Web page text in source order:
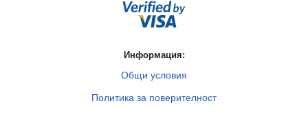
Информация:
Общи условия
Политика за поверителност